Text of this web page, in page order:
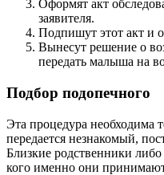
Оформят акт
заявителя.
Подпишут этот акт и
Вынесут решение о
передать малыша на
Подбор подопечного
Эта процедура необходима
передается незнакомый,
Близкие родственники
кого именно они